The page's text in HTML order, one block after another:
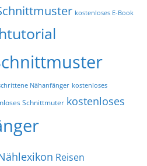
kostenloses E-Book
Nähanfänger kostenloses
Schnittmuter kostenloses
Reisen